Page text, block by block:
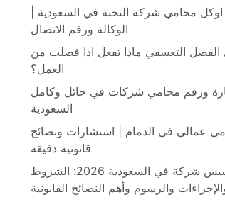
محامي شركة النخبة في السعودية |
الوكالة ورقم الاتصال
التعسفي ماذا تفعل اذا فصلت من
العمل؟
ورقم محامي شركات في حائل وكامل
السعودية
عمالي في الدمام | استشارات ونصائح
قانونية دقيقة
دليل تأسيس شركة في السعودية 2026: الشروط
والرسوم وأهم النصائح القانونية